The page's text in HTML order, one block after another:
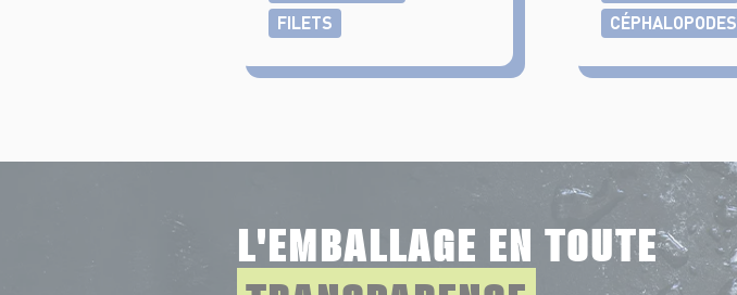
FILETS
CÉPHALOPODES
L'EMBALLAGE EN TOUTE